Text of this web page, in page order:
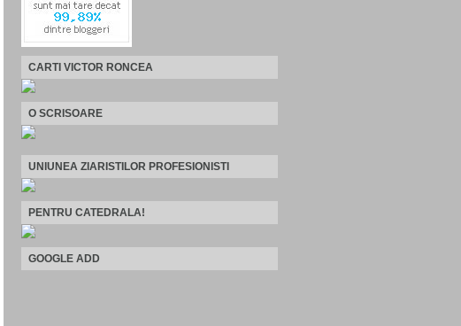
CARTI VICTOR RONCEA
O SCRISOARE
UNIUNEA ZIARISTILOR PROFESIONISTI
PENTRU CATEDRALA!
GOOGLE ADD